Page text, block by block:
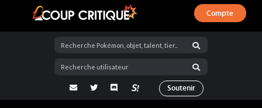
Coup Critique
Compte
adresse email
Twitter Discord La Salty Room sur Pokémon
Soutenir